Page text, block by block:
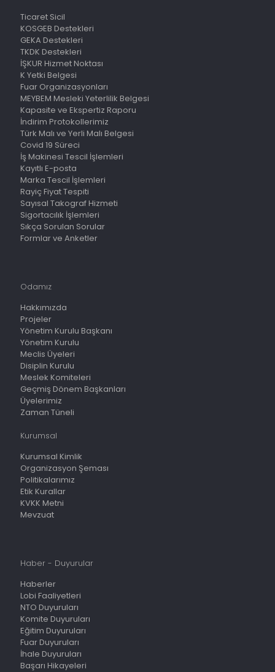
Ticaret Sicil
KOSGEB Destekleri
GEKA Destekleri
TKDK Destekleri
İŞKUR Hizmet Noktası
K Yetki Belgesi
Fuar Organizasyonları
MEYBEM Mesleki Yeterlilik Belgesi
Kapasite ve Ekspertiz Raporu
İndirim Protokollerimiz
Türk Malı ve Yerli Malı Belgesi
Covid 19 Süreci
İş Makinesi Tescil İşlemleri
Kayıtlı E-posta
Marka Tescil İşlemleri
Rayiç Fiyat Tespiti
Sayısal Takograf Hizmeti
Sigortacılık İşlemleri
Sıkça Sorulan Sorular
Formlar ve Anketler
Odamız
Hakkımızda
Projeler
Yönetim Kurulu Başkanı
Yönetim Kurulu
Meclis Üyeleri
Disiplin Kurulu
Meslek Komiteleri
Geçmiş Dönem Başkanları
Üyelerimiz
Zaman Tüneli
Kurumsal
Kurumsal Kimlik
Organizasyon Şeması
Politikalarımız
Etik Kurallar
KVKK Metni
Mevzuat
Haber - Duyurular
Haberler
Lobi Faaliyetleri
NTO Duyuruları
Komite Duyuruları
Eğitim Duyuruları
Fuar Duyuruları
İhale Duyuruları
Başarı Hikayeleri